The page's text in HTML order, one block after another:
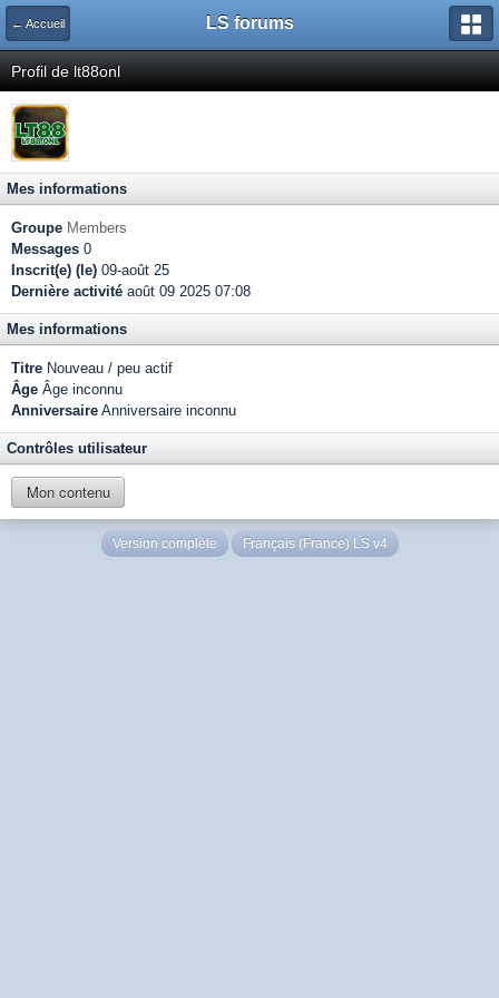
← Accueil LS forums
Profil de lt88onl
Mes informations
Groupe Members
Messages 0
Inscrit(e) (le) 09-août 25
Dernière activité août 09 2025 07:08
Mes informations
Titre Nouveau / peu actif
Âge Âge inconnu
Anniversaire Anniversaire inconnu
Contrôles utilisateur
Mon contenu
Version complète Français (France) LS v4